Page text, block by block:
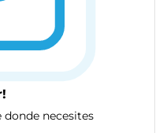
donde necesites